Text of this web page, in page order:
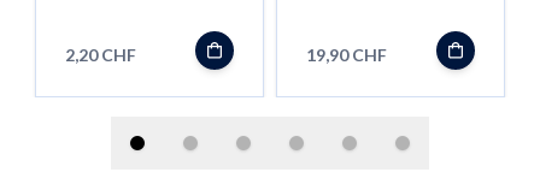
2,20 CHF 19,90 CHF